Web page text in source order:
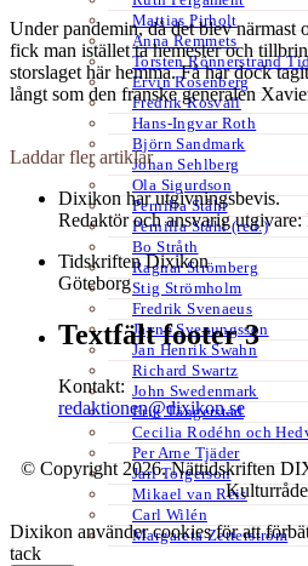
Mattias Pirholt
Anna Remmets
Torsten Rönnerstrand
Ervin Rosenberg
Fredrik Rosvall
Hans-Ingvar Roth
Björn Sandmark
Johan Sehlberg
Ola Sigurdson
Pernilla Ståhl
Pernilla Ståhl (red.)
Bo Stråth
Ragnar Strömberg
Stig Strömholm
Fredrik Svenaeus
Jayne Svenungsson
Jan Henrik Swahn
Richard Swartz
John Swedenmark
Erik Tängerstad
Cecilia Rodéhn och
Per Arne Tjäder
Jarl Torgerson
Mikael van Reis
Carl Wilén
Margareta Zetterström
Under pandemin, då det blev närmast
fick man istället ta hemester och
storslaget här hemma. Få har dock
långt som den franske generalen
Laddar fler artiklar
Dixikon har utgivningsbevis.
Redaktör och ansvarig utgivare:
Tidskriften Dixikon
Göteborg
Textfält footer 3
Kontakt:
redaktionen@dixikon.se
© Copyright 2026. Nättidskriften
Dixikon använder cookies för att
tack